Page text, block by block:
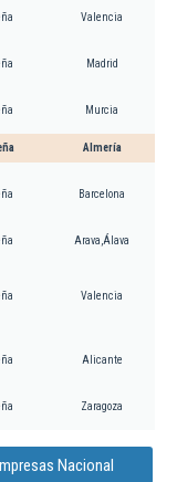
Valencia
Madrid
Murcia
Almería
Barcelona
Arava,Álava
Valencia
Alicante
Zaragoza
Nacional